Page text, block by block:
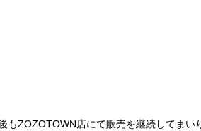
ZOZOTOWN店にて販売を継続してまい